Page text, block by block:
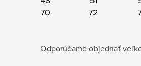
70 72
Odporúčame objednať